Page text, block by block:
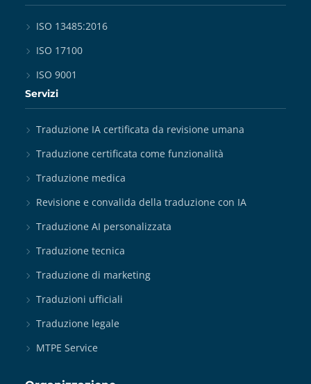
ISO 13485:2016
ISO 17100
ISO 9001
Servizi
Traduzione IA certificata da revisione umana
Traduzione certificata come funzionalità
Traduzione medica
Revisione e convalida della traduzione con IA
Traduzione AI personalizzata
Traduzione tecnica
Traduzione di marketing
Traduzioni ufficiali
Traduzione legale
MTPE Service